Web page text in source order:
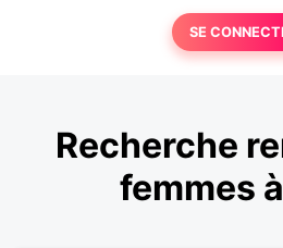
SE
Recherche
femmes